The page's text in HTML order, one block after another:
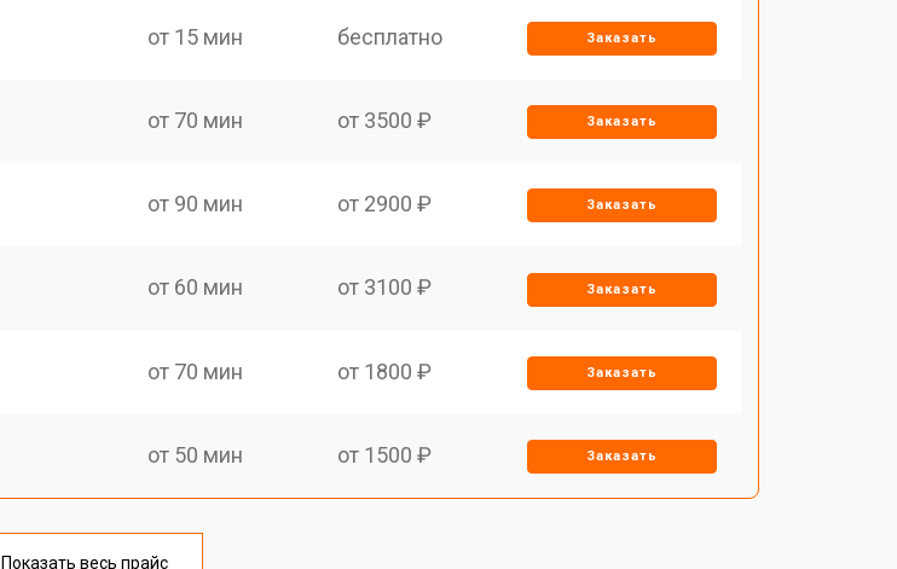
от 15 мин бесплатно Заказать
от 70 мин от 3500 ₽ Заказать
от 90 мин от 2900 ₽ Заказать
от 60 мин от 3100 ₽ Заказать
от 70 мин от 1800 ₽ Заказать
от 50 мин от 1500 ₽ Заказать
Показать весь прайс